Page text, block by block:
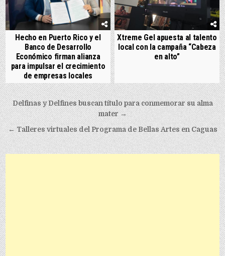
Hecho en Puerto Rico y el
Banco de Desarrollo
Económico firman alianza
para impulsar el crecimiento
de empresas locales
Xtreme Gel apuesta al talento
local con la campaña “Cabeza
en alto”
Post navigation
Delfinas y Delfines buscan título para conmemorar su alma
mater →
← Talleres virtuales del Programa de Bellas Artes en Caguas